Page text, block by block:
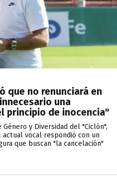
que no renunciará en
una
principio de inocencia"
y Diversidad del "Ciclón",
vocal respondió con un
que buscan "la cancelación"